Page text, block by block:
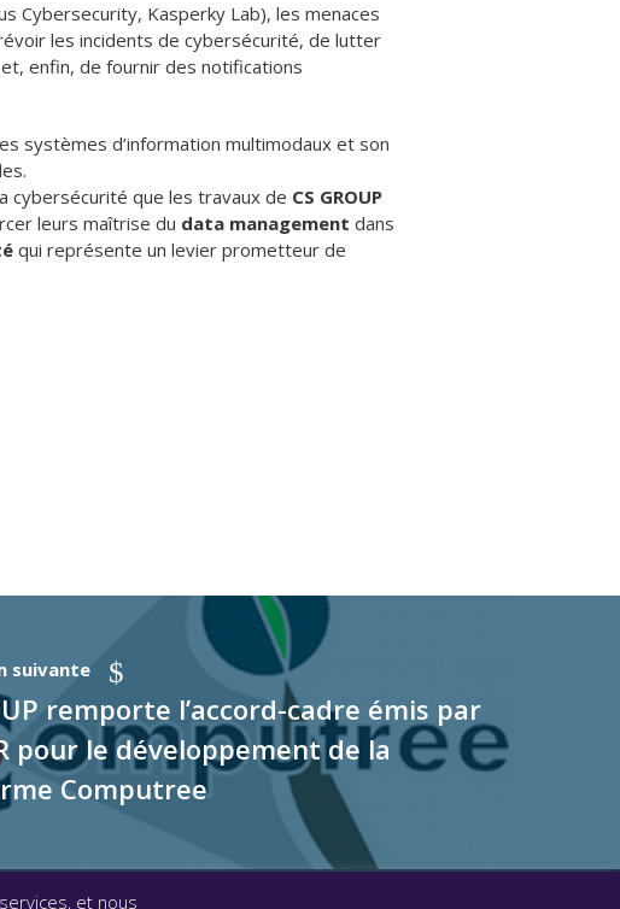
Cybersecurity, Kasperky Lab), les menaces
les incidents de cybersécurité, de lutter
enfin, de fournir des notifications
systèmes d’information multimodaux et son
cybersécurité que les travaux de CS GROUP
leurs maîtrise du data management dans
qui représente un levier prometteur de
suivante
remporte l’accord-cadre émis par
pour le développement de la
Computree
et nous